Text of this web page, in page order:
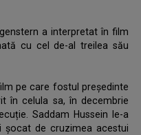
a interpretat în film
cu cel de-al treilea său
pe care fostul președinte
în celula sa, în decembrie
Saddam Hussein le-a
de cruzimea acestui